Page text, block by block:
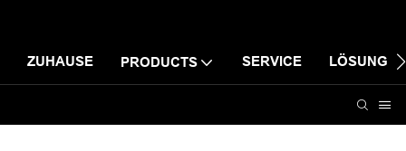
ZUHAUSE PRODUCTS SERVICE LÖSUNG